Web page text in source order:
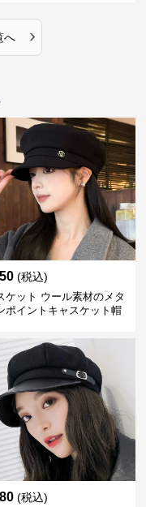
へ ›
(税込)
ケット ウール素材のメタ
ポイントキャスケット帽
(税込)